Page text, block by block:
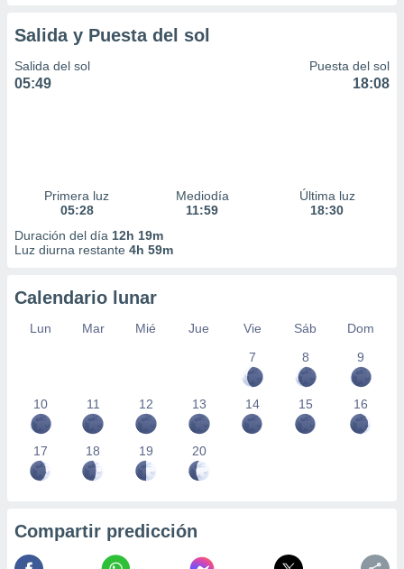
Salida y Puesta del sol
Salida del sol
05:49
Puesta del sol
18:08
Primera luz
05:28
Mediodía
11:59
Última luz
18:30
Duración del día 12h 19m
Luz diurna restante 4h 59m
Calendario lunar
Lun Mar Mié Jue Vie Sáb
Dom
7
8 9
10 11 12 13 14 15 16
17 18 19 20
Compartir predicción